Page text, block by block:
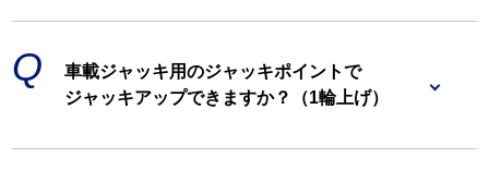
車載ジャッキ用のジャッキポイントで
ジャッキアップできますか？（1輪上げ）